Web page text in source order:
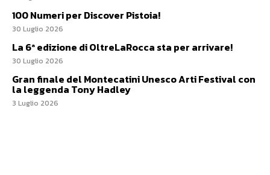
100 Numeri per Discover Pistoia!
30 Luglio 2026
La 6ª edizione di OltreLaRocca sta per arrivare!
30 Luglio 2026
Gran finale del Montecatini Unesco Arti Festival con
la leggenda Tony Hadley
3 Luglio 2026